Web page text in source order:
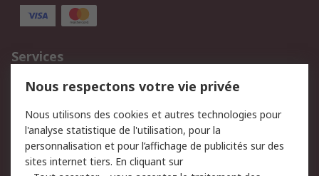
Services
750.000 produits
2.500 marques
Retours
Support technique
Track & trace
Nous respectons votre vie privée
Nous utilisons des cookies et autres technologies pour
l'analyse statistique de l'utilisation, pour la
personnalisation et pour l’affichage de publicités sur des
sites internet tiers. En cliquant sur